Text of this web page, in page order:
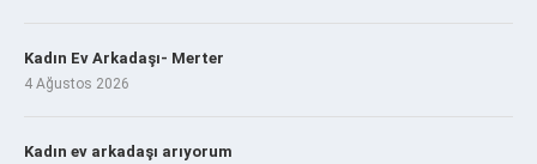
Kadın Ev Arkadaşı- Merter
4 Ağustos 2026
Kadın ev arkadaşı arıyorum